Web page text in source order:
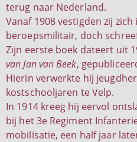
terug naar Nederland.
Vanaf 1908 vestigden zij
beroepsmilitair, doch
Zijn eerste boek dateert uit
van Jan van Beek,
Hierin verwerkte hij
kostschooljaren te Velp.
In 1914 kreeg hij eervol
bij het 3e Regiment
mobilisatie, een half jaar